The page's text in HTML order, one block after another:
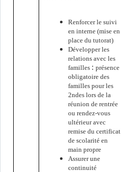
Renforcer le suivi
en interne (mise en
place du tutorat)
Développer les
relations avec les
familles : présence
obligatoire des
familles pour les
2ndes lors de la
réunion de rentrée
ou rendez-vous
ultérieur avec
remise du certificat
de scolarité en
main propre
Assurer une
continuité